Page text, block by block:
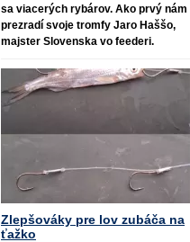
sa viacerých rybárov. Ako prvý nám
prezradí svoje tromfy Jaro Haššo,
majster Slovenska vo feederi.
Zlepšováky pre lov zubáča na
ťažko